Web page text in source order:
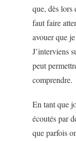
que, dès lors
faut faire
avouer que
J’interviens
peut
comprendre.
En tant que
écoutés par
que parfois